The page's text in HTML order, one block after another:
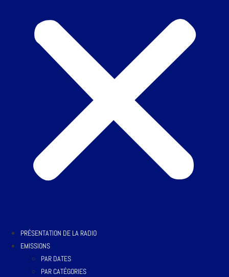
PRÉSENTATION DE LA RADIO
EMISSIONS
PAR DATES
PAR CATÉGORIES